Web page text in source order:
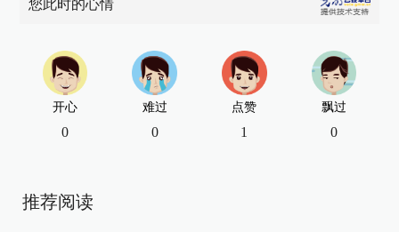
您此时的心情
开心
0
难过
0
点赞
1
飘过
0
推荐阅读